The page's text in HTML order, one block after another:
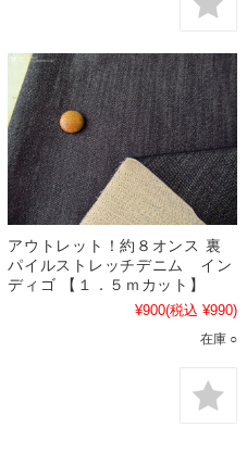
アウトレット！約８オンス 裏
パイルストレッチデニム イン
ディゴ 【１．５ｍカット】
¥900(税込 ¥990)
在庫 ○